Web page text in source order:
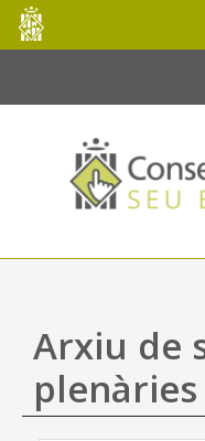
Salta al contingut principal
Consell
de
Mallorca
Arxiu de